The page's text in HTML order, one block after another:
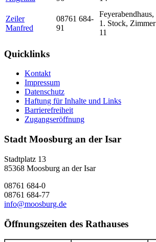
Zeiler
Manfred
08761 684-
91
Feyerabendhaus,
1. Stock, Zimmer
11
Quicklinks
Kontakt
Impressum
Datenschutz
Haftung für Inhalte und Links
Barrierefreiheit
Zugangseröffnung
Stadt Moosburg an der Isar
Stadtplatz 13
85368 Moosburg an der Isar
08761 684-0
08761 684-77
info@moosburg.de
Öffnungszeiten des Rathauses